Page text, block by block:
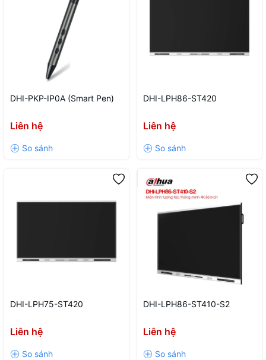
DHI-PKP-IP0A (Smart Pen)
Liên hệ
DHI-LPH86-ST420
Liên hệ
DHI-LPH75-ST420
Liên hệ
DHI-LPH86-ST410-S2
Liên hệ